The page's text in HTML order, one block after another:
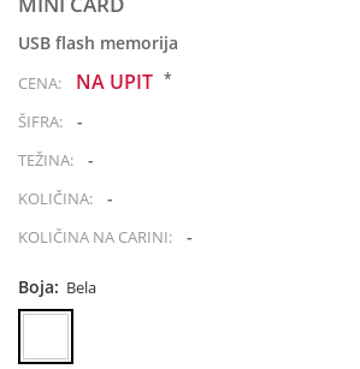
USB flash memorija
CENA: NA UPIT *
ŠIFRA: -
TEŽINA: -
KOLIČINA: -
KOLIČINA NA CARINI: -
Boja: Bela